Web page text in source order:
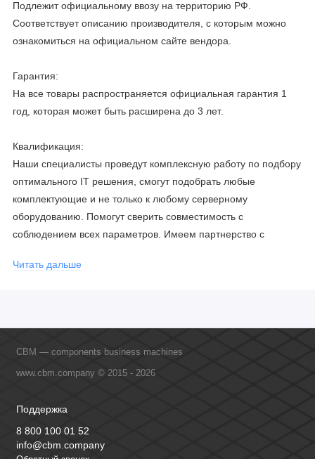
Подлежит официальному ввозу на территорию РФ.
Соответствует описанию производителя, с которым можно
ознакомиться на официальном сайте вендора.
Гарантия:
На все товары распространяется официальная гарантия 1
год, которая может быть расширена до 3 лет.
Квалификация:
Наши специалисты проведут комплексную работу по подбору
оптимального IT решения, смогут подобрать любые
комплектующие и не только к любому серверному
оборудованию. Помогут сверить совместимость с
соблюдением всех параметров. Имеем партнерство с
обучение сотрудников, что позволяет исключить ошибки даже
Читать дальше
CBM — components business machines
www.cbm.company © 2015 - 2026
Поддержка
8 800 100 01 52
info@cbm.company